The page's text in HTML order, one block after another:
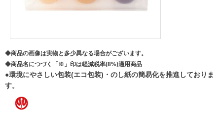
◆商品の画像は実物と多少異なる場合がございます。
◆商品名につづく「※」印は軽減税率(8%)適用商品
●環境にやさしい包装(エコ包装)・のし紙の簡易化を推進しておりま
す。